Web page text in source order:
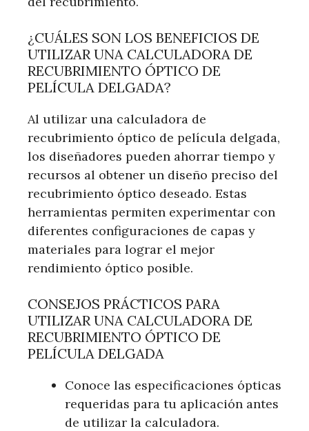
¿CUÁLES SON LOS BENEFICIOS DE
UTILIZAR UNA CALCULADORA DE
RECUBRIMIENTO ÓPTICO DE
PELÍCULA DELGADA?
Al utilizar una calculadora de
recubrimiento óptico de película delgada,
los diseñadores pueden ahorrar tiempo y
recursos al obtener un diseño preciso del
recubrimiento óptico deseado. Estas
herramientas permiten experimentar con
diferentes configuraciones de capas y
materiales para lograr el mejor
rendimiento óptico posible.
CONSEJOS PRÁCTICOS PARA
UTILIZAR UNA CALCULADORA DE
RECUBRIMIENTO ÓPTICO DE
PELÍCULA DELGADA
Conoce las especificaciones ópticas
requeridas para tu aplicación antes
de utilizar la calculadora.